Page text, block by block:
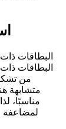
البطاقات
البطاقات
متشابهة
مناسبًا،
لمضاعفة